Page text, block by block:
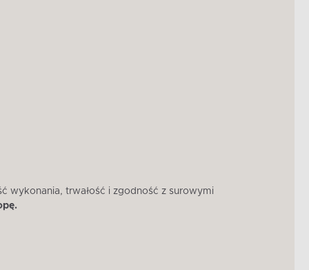
wykonania, trwałość i zgodność z surowymi